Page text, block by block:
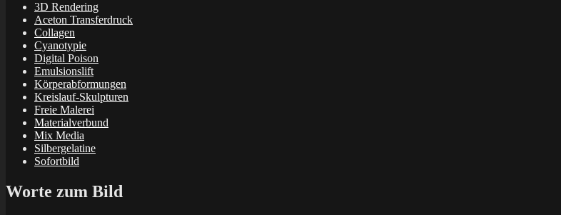
3D Rendering
Aceton Transferdruck
Collagen
Cyanotypie
Digital Poison
Emulsionslift
Körperabformungen
Kreislauf-Skulpturen
Freie Malerei
Materialverbund
Mix Media
Silbergelatine
Sofortbild
Worte zum Bild